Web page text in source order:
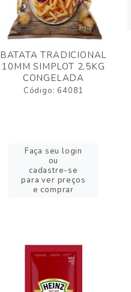
BATATA TRADICIONAL
10MM SIMPLOT 2,5KG
CONGELADA
Código: 64081
Faça seu login
ou
cadastre-se
para ver preços
e comprar